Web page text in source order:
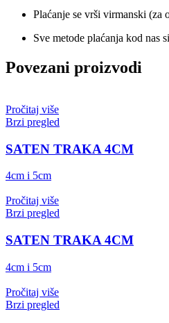
Plaćanje se vrši virmanski (za
Sve metode plaćanja kod nas
Povezani proizvodi
Pročitaj više
Brzi pregled
SATEN TRAKA 4CM
4cm i 5cm
Pročitaj više
Brzi pregled
SATEN TRAKA 4CM
4cm i 5cm
Pročitaj više
Brzi pregled